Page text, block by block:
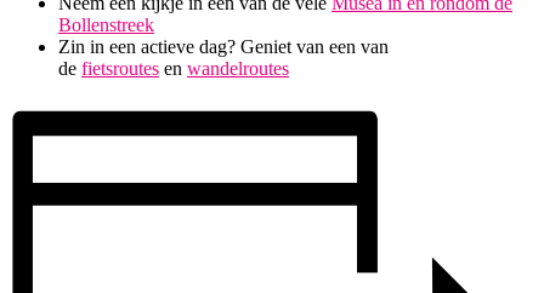
Bollenstreek
Zin in een actieve dag? Geniet van een van
de fietsroutes en wandelroutes